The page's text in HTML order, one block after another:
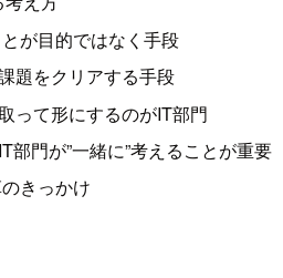
が目的ではなく手段
題をクリアする手段
って形にするのがIT部門
部門が”一緒に”考えることが重要
きっかけ